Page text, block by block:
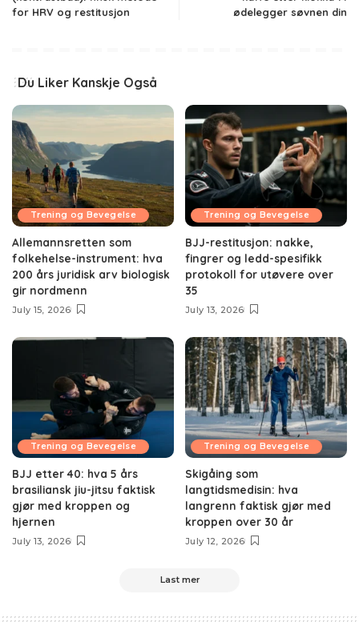
for HRV og restitusjon
ødelegger søvnen din
Du Liker Kanskje Også
Trening og Bevegelse
Allemannsretten som
folkehelse-instrument: hva
200 års juridisk arv biologisk
gir nordmenn
July 15, 2026
Trening og Bevegelse
BJJ-restitusjon: nakke,
fingrer og ledd-spesifikk
protokoll for utøvere over
35
July 13, 2026
Trening og Bevegelse
BJJ etter 40: hva 5 års
brasiliansk jiu-jitsu faktisk
gjør med kroppen og
hjernen
July 13, 2026
Trening og Bevegelse
Skigåing som
langtidsmedisin: hva
langrenn faktisk gjør med
kroppen over 30 år
July 12, 2026
Last mer